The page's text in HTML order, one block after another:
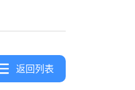
返回列表